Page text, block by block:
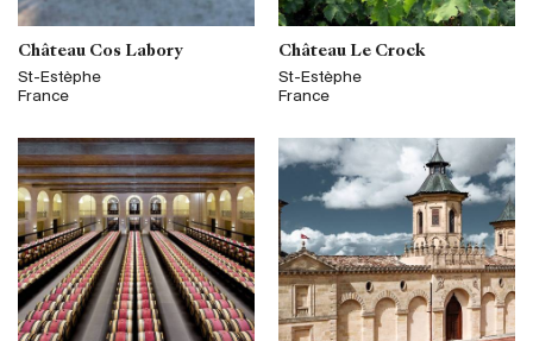
Château Cos Labory
St-Estèphe
France
Château Le Crock
St-Estèphe
France